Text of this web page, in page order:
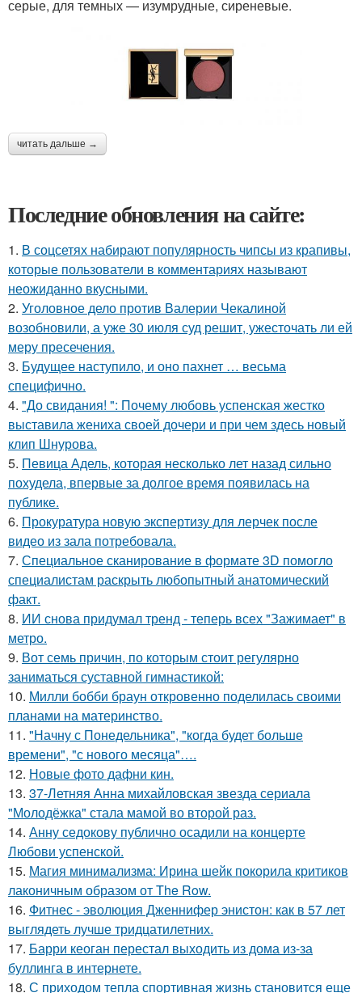
серые, для темных — изумрудные, сиреневые.
читать дальше →
Последние обновления на сайте:
1. В соцсетях набирают популярность чипсы из крапивы,
которые пользователи в комментариях называют
неожиданно вкусными.
2. Уголовное дело против Валерии Чекалиной
возобновили, а уже 30 июля суд решит, ужесточать ли ей
меру пресечения.
3. Будущее наступило, и оно пахнет … весьма
специфично.
4. "До свидания! ": Почему любовь успенская жестко
выставила жениха своей дочери и при чем здесь новый
клип Шнурова.
5. Певица Адель, которая несколько лет назад сильно
похудела, впервые за долгое время появилась на
публике.
6. Прокуратура новую экспертизу для лерчек после
видео из зала потребовала.
7. Специальное сканирование в формате 3D помогло
специалистам раскрыть любопытный анатомический
факт.
8. ИИ снова придумал тренд - теперь всех "Зажимает" в
метро.
9. Вот семь причин, по которым стоит регулярно
заниматься суставной гимнастикой:
10. Милли бобби браун откровенно поделилась своими
планами на материнство.
11. "Начну с Понедельника", "когда будет больше
времени", "с нового месяца"….
12. Новые фото дафни кин.
13. 37-Летняя Анна михайловская звезда сериала
"Молодёжка" стала мамой во второй раз.
14. Анну седокову публично осадили на концерте
Любови успенской.
15. Магия минимализма: Ирина шейк покорила критиков
лаконичным образом от The Row.
16. Фитнес - эволюция Дженнифер энистон: как в 57 лет
выглядеть лучше тридцатилетних.
17. Барри кеоган перестал выходить из дома из-за
буллинга в интернете.
18. С приходом тепла спортивная жизнь становится еще